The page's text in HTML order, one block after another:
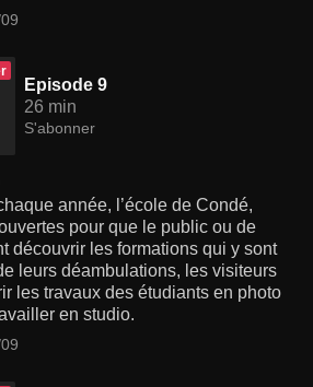
Episode 9
26 min
S'abonner
année, l’école de Condé,
pour que le public ou de
découvrir les formations qui y sont
leurs déambulations, les visiteurs
les travaux des étudiants en photo
en studio.